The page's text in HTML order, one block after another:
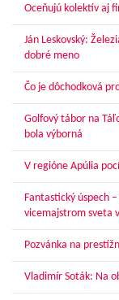
Oceňujú kolektív aj
Ján Leskovský:
dobré meno
Čo je dôchodková
Golfový tábor na
bola výborná
V regióne Apúlia
Fantastický úspech
vicemajstrom sveta
Pozvánka na
Vladimír Soták: Na